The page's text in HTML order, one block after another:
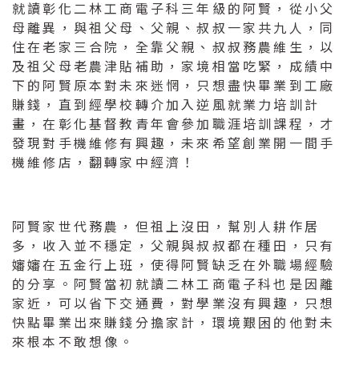
就讀彰化二林工商電子科三年級的阿賢，從小父
母離異，與祖父母、父親、叔叔一家共九人，同
住在老家三合院，全靠父親、叔叔務農維生，以
及祖父母老農津貼補助，家境相當吃緊，成績中
下的阿賢原本對未來迷惘，只想盡快畢業到工廠
賺錢，直到經學校轉介加入逆風就業力培訓計
畫，在彰化基督教青年會參加職涯培訓課程，才
發現對手機維修有興趣，未來希望創業開一間手
機維修店，翻轉家中經濟！
阿賢家世代務農，但祖上沒田，幫別人耕作居
多，收入並不穩定，父親與叔叔都在種田，只有
嬸嬸在五金行上班，使得阿賢缺乏在外職場經驗
的分享。阿賢當初就讀二林工商電子科也是因離
家近，可以省下交通費，對學業沒有興趣，只想
快點畢業出來賺錢分擔家計，環境艱困的他對未
來根本不敢想像。